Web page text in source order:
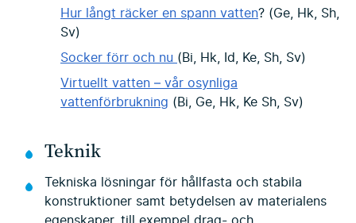
Hur långt räcker en spann vatten? (Ge, Hk, Sh,
Sv)
Socker förr och nu (Bi, Hk, Id, Ke, Sh, Sv)
Virtuellt vatten – vår osynliga
vattenförbrukning (Bi, Ge, Hk, Ke Sh, Sv)
Teknik
Tekniska lösningar för hållfasta och stabila
konstruktioner samt betydelsen av materialens
egenskaper, till exempel drag- och